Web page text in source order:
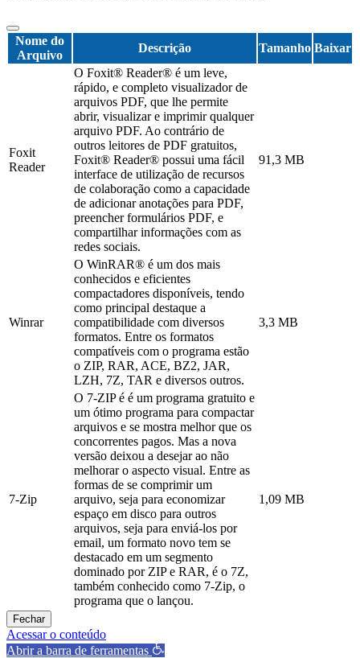
Nome do
Arquivo
Descrição Tamanho Baixar
Foxit
Reader
O Foxit® Reader® é um leve,
rápido, e completo visualizador de
arquivos PDF, que lhe permite
abrir, visualizar e imprimir qualquer
arquivo PDF. Ao contrário de
outros leitores de PDF gratuitos,
Foxit® Reader® possui uma fácil
interface de utilização de recursos
de colaboração como a capacidade
de adicionar anotações para PDF,
preencher formulários PDF, e
compartilhar informações com as
redes sociais.
91,3 MB
Winrar
O WinRAR® é um dos mais
conhecidos e eficientes
compactadores disponíveis, tendo
como principal destaque a
compatibilidade com diversos
formatos. Entre os formatos
compatíveis com o programa estão
o ZIP, RAR, ACE, BZ2, JAR,
LZH, 7Z, TAR e diversos outros.
3,3 MB
7-Zip
O 7-ZIP é é um programa gratuito e
um ótimo programa para compactar
arquivos e se mostra melhor que os
concorrentes pagos. Mas a nova
versão deixou a desejar ao não
melhorar o aspecto visual. Entre as
formas de se comprimir um
arquivo, seja para economizar
espaço em disco para outros
arquivos, seja para enviá-los por
email, um formato novo tem se
destacado em um segmento
dominado por ZIP e RAR, é o 7Z,
também conhecido como 7-Zip, o
programa que o lançou.
1,09 MB
Fechar
Acessar o conteúdo
Abrir a barra de ferramentas